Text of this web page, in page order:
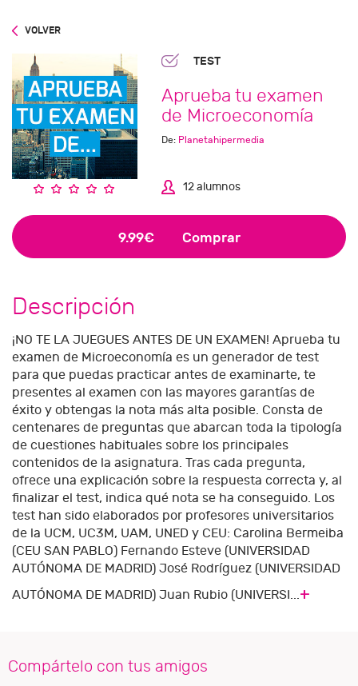
VOLVER
TEST
Aprueba tu examen
de Microeconomía
De: Planetahipermedia
12 alumnos
9.99€ Comprar
Descripción
¡NO TE LA JUEGUES ANTES DE UN EXAMEN! Aprueba tu
examen de Microeconomía es un generador de test
para que puedas practicar antes de examinarte, te
presentes al examen con las mayores garantías de
éxito y obtengas la nota más alta posible. Consta de
centenares de preguntas que abarcan toda la tipología
de cuestiones habituales sobre los principales
contenidos de la asignatura. Tras cada pregunta,
ofrece una explicación sobre la respuesta correcta y, al
finalizar el test, indica qué nota se ha conseguido. Los
test han sido elaborados por profesores universitarios
de la UCM, UC3M, UAM, UNED y CEU: Carolina Bermeiba
(CEU SAN PABLO) Fernando Esteve (UNIVERSIDAD
AUTÓNOMA DE MADRID) José Rodríguez (UNIVERSIDAD
AUTÓNOMA DE MADRID) Juan Rubio (UNIVERSI...+
Compártelo con tus amigos